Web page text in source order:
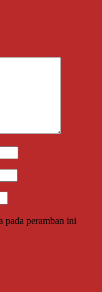
pada peramban ini